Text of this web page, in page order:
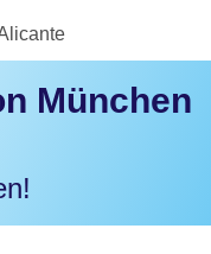
München